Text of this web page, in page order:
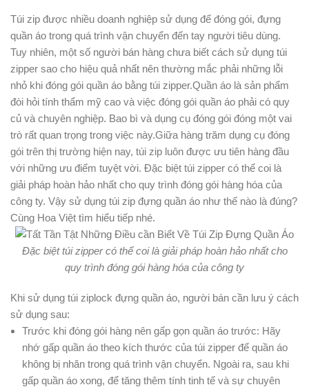
Túi zip được nhiều doanh nghiệp sử dụng để đóng gói, đựng
quần áo trong quá trình vận chuyển đến tay người tiêu dùng.
Tuy nhiên, một số người bán hàng chưa biết cách sử dụng túi
zipper sao cho hiệu quả nhất nên thường mắc phải những lỗi
nhỏ khi đóng gói quần áo bằng túi zipper.Quần áo là sản phẩm
đòi hỏi tính thẩm mỹ cao và việc đóng gói quần áo phải có quy
củ và chuyên nghiệp. Bao bì và dụng cụ đóng gói đóng một vai
trò rất quan trọng trong việc này.Giữa hàng trăm dụng cụ đóng
gói trên thị trường hiện nay, túi zip luôn được ưu tiên hàng đầu
với những ưu điểm tuyệt vời. Đặc biệt túi zipper có thể coi là
giải pháp hoàn hảo nhất cho quy trình đóng gói hàng hóa của
công ty. Vậy sử dụng túi zip đựng quần áo như thế nào là đúng?
Cùng Hoa Việt tìm hiểu tiếp nhé.
Đặc biệt túi zipper có thể coi là giải pháp hoàn hảo nhất cho
quy trình đóng gói hàng hóa của công ty
Khi sử dụng túi ziplock đựng quần áo, người bán cần lưu ý cách
sử dụng sau:
Trước khi đóng gói hàng nên gấp gọn quần áo trước: Hãy
nhớ gấp quần áo theo kích thước của túi zipper để quần áo
không bị nhăn trong quá trình vận chuyển. Ngoài ra, sau khi
gấp quần áo xong, để tăng thêm tính tinh tế và sự chuyên